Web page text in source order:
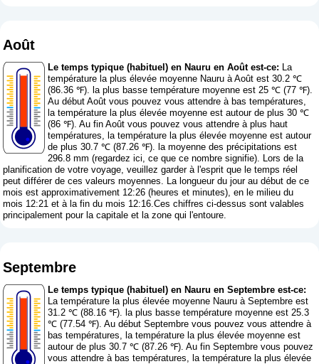
Août
Le temps typique (habituel) en Nauru en Août est-ce: La
température la plus élevée moyenne Nauru à Août est 30.2 ℃
(86.36 ℉). la plus basse température moyenne est 25 ℃ (77 ℉).
Au début Août vous pouvez vous attendre à bas températures,
la température la plus élevée moyenne est autour de plus 30 ℃
(86 ℉). Au fin Août vous pouvez vous attendre à plus haut
températures, la température la plus élevée moyenne est autour
de plus 30.7 ℃ (87.26 ℉). la moyenne des précipitations est
296.8 mm (regardez ici, ce que ce nombre signifie). Lors de la
planification de votre voyage, veuillez garder à l'esprit que le temps réel
peut différer de ces valeurs moyennes. La longueur du jour au début de ce
mois est approximativement 12:26 (heures et minutes), en le milieu du
mois 12:21 et à la fin du mois 12:16.Ces chiffres ci-dessus sont valables
principalement pour la capitale et la zone qui l'entoure.
Septembre
Le temps typique (habituel) en Nauru en Septembre est-ce:
La température la plus élevée moyenne Nauru à Septembre est
31.2 ℃ (88.16 ℉). la plus basse température moyenne est 25.3
℃ (77.54 ℉). Au début Septembre vous pouvez vous attendre à
bas températures, la température la plus élevée moyenne est
autour de plus 30.7 ℃ (87.26 ℉). Au fin Septembre vous pouvez
vous attendre à bas températures, la température la plus élevée